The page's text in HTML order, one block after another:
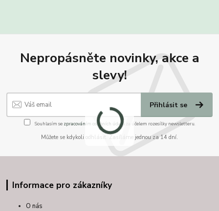
Nepropásněte novinky, akce a
slevy!
Přihlásit se
Souhlasím se zpracováním osobních údajůza účelem rozesílky newsletteru.
Můžete se kdykoli odhlásit. Zasíláme jednou za 14 dní.
Informace pro zákazníky
O nás